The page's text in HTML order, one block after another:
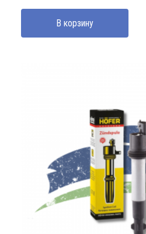
составляла
320000 UZS.
270000 UZS.
В корзину